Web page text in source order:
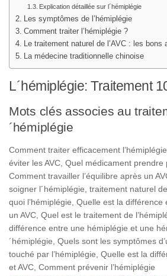
Explication détaillée sur l´hémiplégie
Les symptômes de l’hémiplégie
Comment traiter l’hémiplégie ?
Le traitement naturel de l’AVC : les bons
La médecine traditionnelle chinoise
L´hémiplégie: Traitement
Mots clés associes au
´hémiplégie
Comment traiter efficacement l’hémiplégie,
éviter les AVC, Quel médicament prendre
Comment travailler l’équilibre après un
soigner l´hémiplégie, traitement naturel
quoi l’hémiplégie, Quelle est la différence
un AVC, Quel est le traitement de
différence entre une hémiplégie et une
´hémiplégie, Quels sont les symptômes
touché par l’hémiplégie, Quelle est la
et AVC, Comment prévenir l’hémiplégie